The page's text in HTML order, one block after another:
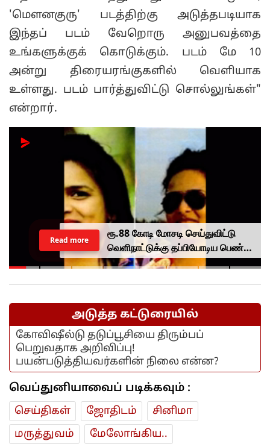
'மெளனகுரு' படத்திற்கு அடுத்தபடியாக
இந்தப் படம் வேறொரு அனுபவத்தை
உங்களுக்குக் கொடுக்கும். படம் மே 10
அன்று திரையரங்குகளில் வெளியாக
உள்ளது. படம் பார்த்துவிட்டு சொல்லுங்கள்"
என்றார்.
ரூ.88 கோடி மோசடி செய்துவிட்டு
வெளிநாட்டுக்கு தப்பியோடிய பெண்
கணவருடன் கைது... சிபிஐ அதிரடி
Read more
அடுத்த கட்டுரையில்
கோவிஷீல்டு தடுப்பூசியை திரும்பப்
பெறுவதாக அறிவிப்பு!
பயன்படுத்தியவர்களின் நிலை என்ன?
வெப்துனியாவைப் படிக்கவும் :
செய்திகள் ஜோ‌திட‌ம்
சினிமா
மரு‌த்துவ‌ம்
மேலோங்கிய..